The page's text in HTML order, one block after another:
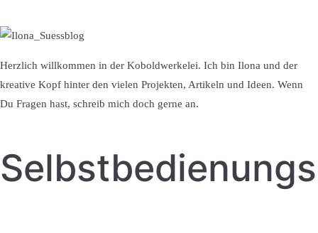
Herzlich willkommen in der Koboldwerkelei. Ich bin Ilona und der
kreative Kopf hinter den vielen Projekten, Artikeln und Ideen. Wenn
Du Fragen hast, schreib mich doch gerne an.